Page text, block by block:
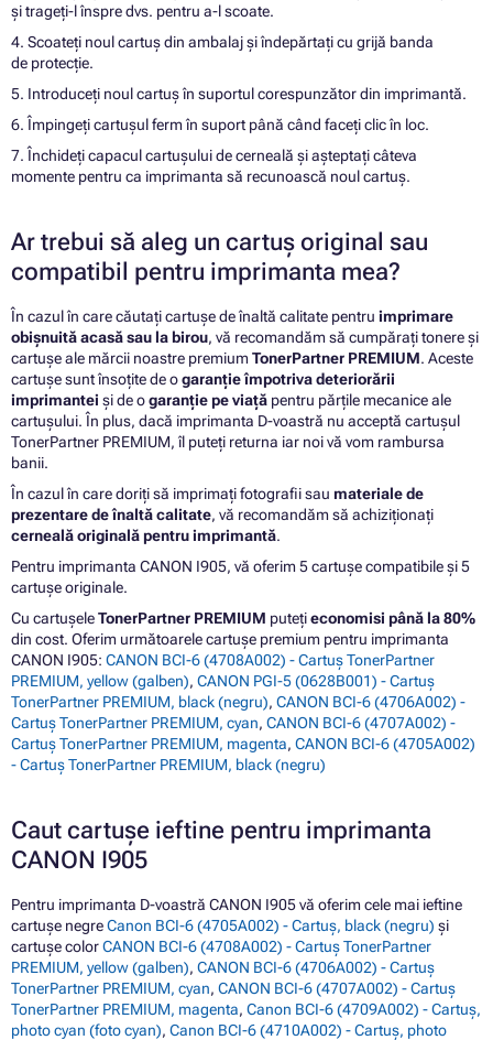
și trageți-l înspre dvs. pentru a-l scoate.
4. Scoateți noul cartuș din ambalaj și îndepărtați cu grijă banda
de protecție.
5. Introduceți noul cartuș în suportul corespunzător din imprimantă.
6. Împingeți cartușul ferm în suport până când faceți clic în loc.
7. Închideți capacul cartușului de cerneală și așteptați câteva
momente pentru ca imprimanta să recunoască noul cartuș.
Ar trebui să aleg un cartuș original sau
compatibil pentru imprimanta mea?
În cazul în care căutați cartușe de înaltă calitate pentru imprimare
obișnuită acasă sau la birou, vă recomandăm să cumpărați tonere și
cartușe ale mărcii noastre premiumTonerPartner PREMIUM. Aceste
cartușe sunt însoțite de ogaranție împotriva deteriorării
imprimantei și de ogaranție pe viață pentru părțile mecanice ale
cartușului. În plus, dacă imprimanta D-voastră nu acceptă cartușul
TonerPartner PREMIUM, îl puteți returna iar noi vă vom rambursa
banii.
În cazul în care doriți să imprimați fotografii sau materiale de
prezentare de înaltă calitate, vă recomandăm să achiziționați
cerneală originală pentru imprimantă.
Pentru imprimanta CANON I905, vă oferim 5 cartușe compatibile și 5
cartușe originale.
Cu cartușeleTonerPartner PREMIUM putețieconomisi până la 80%
din cost. Oferim următoarele cartușe premium pentru imprimanta
CANON I905: CANON BCI-6 (4708A002) - Cartuș TonerPartner
PREMIUM, yellow (galben), CANON PGI-5 (0628B001) - Cartuș
TonerPartner PREMIUM, black (negru), CANON BCI-6 (4706A002) -
Cartuș TonerPartner PREMIUM, cyan, CANON BCI-6 (4707A002) -
Cartuș TonerPartner PREMIUM, magenta, CANON BCI-6 (4705A002)
- Cartuș TonerPartner PREMIUM, black (negru)
Caut cartușe ieftine pentru imprimanta
CANON I905
Pentru imprimanta D-voastră CANON I905 vă oferim cele mai ieftine
cartușe negreCanon BCI-6 (4705A002) - Cartuș, black (negru) și
cartușe colorCANON BCI-6 (4708A002) - Cartuș TonerPartner
PREMIUM, yellow (galben), CANON BCI-6 (4706A002) - Cartuș
TonerPartner PREMIUM, cyan, CANON BCI-6 (4707A002) - Cartuș
TonerPartner PREMIUM, magenta, Canon BCI-6 (4709A002) - Cartuș,
photo cyan (foto cyan), Canon BCI-6 (4710A002) - Cartuș, photo